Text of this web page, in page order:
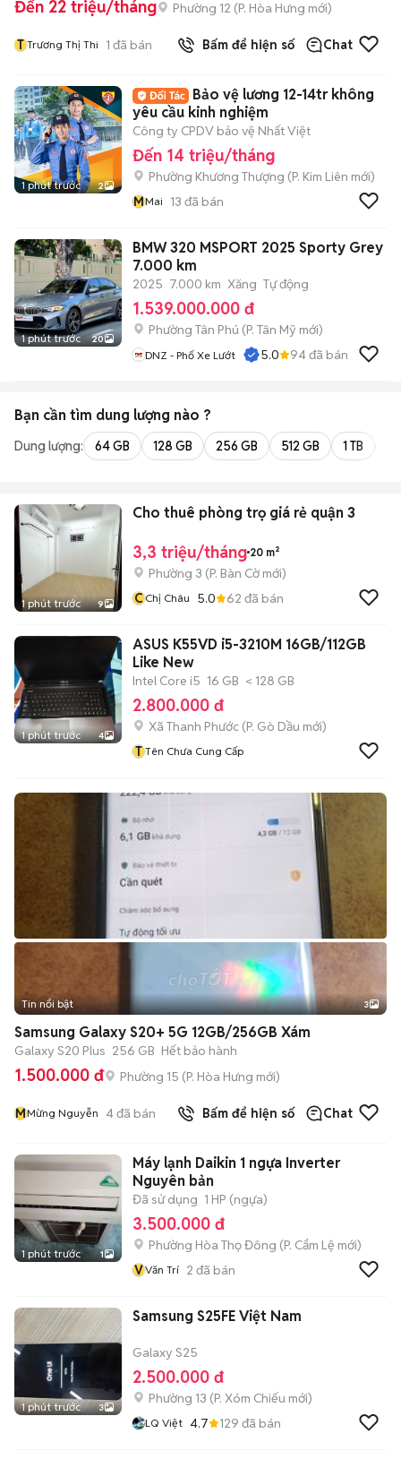
Đến 22 triệu/tháng Phường 12 (P. Hòa Hưng mới)
T Trương Thị Thi 1 đã bán Bấm để hiện số Chat
1 phút trước 2
Bảo vệ lương 12-14tr không
yêu cầu kinh nghiệm
Công ty CPDV bảo vệ Nhất Việt
Đến 14 triệu/tháng
Phường Khương Thượng (P. Kim Liên mới)
MMai 13 đã bán
1 phút trước 20
BMW 320 MSPORT 2025 Sporty Grey
7.000 km
2025 7.000 km Xăng Tự động
1.539.000.000 đ
Phường Tân Phú (P. Tân Mỹ mới)
DNZ - Phố Xe Lướt 5.0 94đã bán
Bạn cần tìm dung lượng nào ?
Dung lượng: 64 GB 128 GB 256 GB 512 GB 1 TB
1 phút trước 9
Cho thuê phòng trọ giá rẻ quận 3
3,3 triệu/tháng 20 m²
Phường 3 (P. Bàn Cờmới)
CChị Châu 5.0 62 đã bán
1 phút trước 4
ASUS K55VD i5-3210M 16GB/112GB
Like New
Intel Core i5 16 GB < 128 GB
2.800.000 đ
Xã Thanh Phước (P. Gò Dầu mới)
T Tên Chưa Cung Cấp
Tin nổi bật 3
Samsung Galaxy S20+ 5G 12GB/256GB Xám
Galaxy S20 Plus 256 GB Hết bảo hành
1.500.000 đ Phường 15 (P. Hòa Hưng mới)
MMừng Nguyễn 4đã bán Bấm để hiện số Chat
1 phút trước 1
Máy lạnh Daikin 1 ngựa Inverter
Nguyên bản
Đã sử dụng 1 HP (ngựa)
3.500.000 đ
Phường Hòa Thọ Đông (P. Cẩm Lệ mới)
VVăn Trí 2 đã bán
1 phút trước 3
Samsung S25FE Việt Nam
Galaxy S25
2.500.000 đ
Phường 13 (P. Xóm Chiếu mới)
LQ Việt 4.7 129 đã bán